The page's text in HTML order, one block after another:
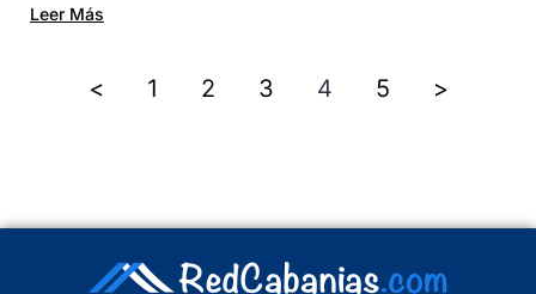
Leer Más
< 1 2 3 4 5 >